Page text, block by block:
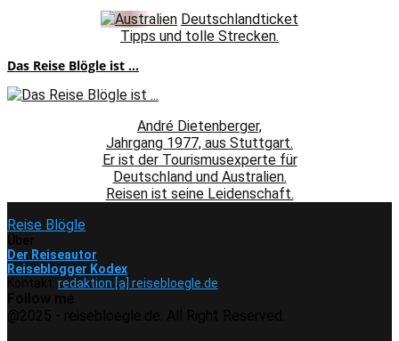
Deutschlandticket
Tipps und tolle Strecken.
Das Reise Blögle ist ...
André Dietenberger,
Jahrgang 1977, aus Stuttgart.
Er ist der Tourismusexperte für
Deutschland und Australien.
Reisen ist seine Leidenschaft.
Reise Blögle
Der Reiseautor
Reiseblogger Kodex
redaktion [a] reisebloegle.de